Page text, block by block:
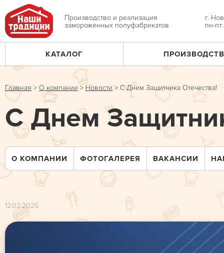
Jump
to
navigation
Производство и реализация
замороженных полуфабрикатов
г.
пн-
Главное
меню
КАТАЛОГ
Вы
здесь
Главная > О компании > Новости > С Днем Защитника Отечества!
С Днем
О КОМПАНИИ ФОТОГАЛЕРЕЯ ВАКАНСИИ